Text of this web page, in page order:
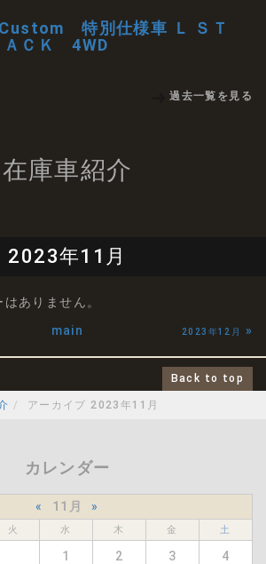
特別仕様車 Ｌ ＳＴ
ＡＣＫ 4WD
過去一覧を見る
在庫車紹介
2023年11月
ありません。
main 2023年12月 »
Back to top
アーカイブ 2023年11月
カレンダー
« 11月 »
火 水 木 金 土
1 2 3 4